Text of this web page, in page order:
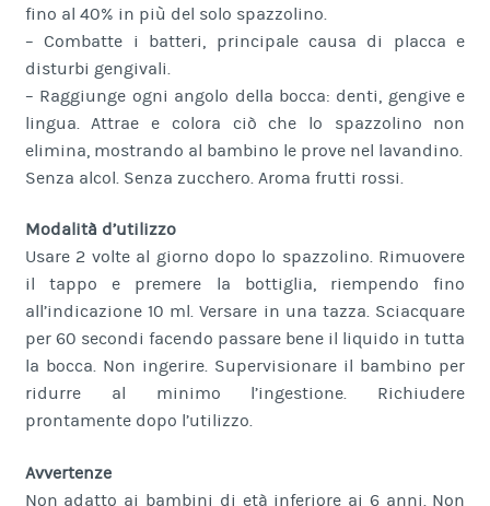
fino al 40% in più del solo spazzolino.
– Combatte i batteri, principale causa di placca e
disturbi gengivali.
– Raggiunge ogni angolo della bocca: denti, gengive e
lingua. Attrae e colora ciò che lo spazzolino non
elimina, mostrando al bambino le prove nel lavandino.
Senza alcol. Senza zucchero. Aroma frutti rossi.
Modalità d’utilizzo
Usare 2 volte al giorno dopo lo spazzolino. Rimuovere
il tappo e premere la bottiglia, riempendo fino
all’indicazione 10 ml. Versare in una tazza. Sciacquare
per 60 secondi facendo passare bene il liquido in tutta
la bocca. Non ingerire. Supervisionare il bambino per
ridurre al minimo l’ingestione. Richiudere
prontamente dopo l’utilizzo.
Avvertenze
Non adatto ai bambini di età inferiore ai 6 anni. Non